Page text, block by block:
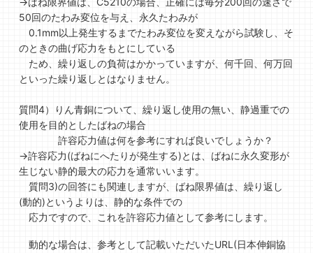
50回のたわみ変位を与え、永久たわみが
0.1mm以上発生するまでたわみ変位を変えながら試験し、そ
のときの曲げ応力をもとにしている
ため、繰り返しの負荷はかかっていますが、何千回、何万回
といった繰り返しとはなりません。
質問4）りん青銅について、繰り返し使用の無い、静過重での
使用を目的としたばねの場合
許容応力値は何を参考にすれば良いでしょうか？
→許容応力(ばねにへたりが発生する)とは、ばねに永久変形が
生じない静的最大の応力を通常いいます。
質問3)の回答にも関連しますが、ばね限界値は、繰り返し
(動的)というよりは、静的な条件での
応力ですので、これを許容応力値として参考にします。
動的な場合は、参考として記載いただいたURL(日本伸銅協